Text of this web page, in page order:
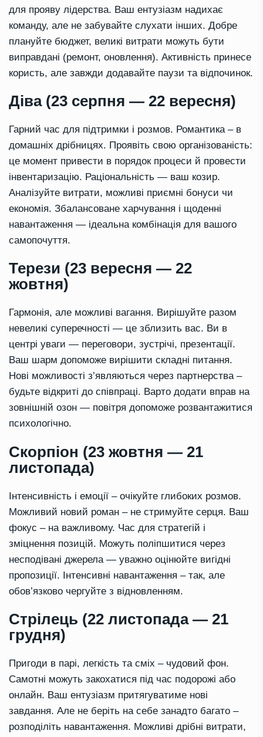
для прояву лідерства. Ваш ентузіазм надихає
команду, але не забувайте слухати інших. Добре
плануйте бюджет, великі витрати можуть бути
виправдані (ремонт, оновлення). Активність принесе
користь, але завжди додавайте паузи та відпочинок.
Діва (23 серпня — 22 вересня)
Гарний час для підтримки і розмов. Романтика – в
домашніх дрібницях. Проявіть свою організованість:
це момент привести в порядок процеси й провести
інвентаризацію. Раціональність — ваш козир.
Аналізуйте витрати, можливі приємні бонуси чи
економія. Збалансоване харчування і щоденні
навантаження — ідеальна комбінація для вашого
самопочуття.
Терези (23 вересня — 22
жовтня)
Гармонія, але можливі вагання. Вирішуйте разом
невеликі суперечності — це зблизить вас. Ви в
центрі уваги — переговори, зустрічі, презентації.
Ваш шарм допоможе вирішити складні питання.
Нові можливості з’являються через партнерства –
будьте відкриті до співпраці. Варто додати вправ на
зовнішній озон — повітря допоможе розвантажитися
психологічно.
Скорпіон (23 жовтня — 21
листопада)
Інтенсивність і емоції – очікуйте глибоких розмов.
Можливий новий роман – не стримуйте серця. Ваш
фокус – на важливому. Час для стратегій і
зміцнення позицій. Можуть поліпшитися через
несподівані джерела — уважно оцінюйте вигідні
пропозиції. Інтенсивні навантаження – так, але
обов’язково чергуйте з відновленням.
Стрілець (22 листопада — 21
грудня)
Пригоди в парі, легкість та сміх – чудовий фон.
Самотні можуть закохатися під час подорожі або
онлайн. Ваш ентузіазм притягуватиме нові
завдання. Але не беріть на себе занадто багато –
розподіліть навантаження. Можливі дрібні витрати,